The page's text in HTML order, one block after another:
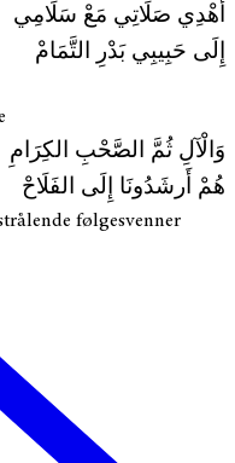
أُهْدِي صَلَاتِي مَعْ سَلَامِي
إِلَى حَبِيبِي بَدْرِ التَّمَامْ
وَالْآلِ ثُمَّ الصَّحْبِ الكِرَامِ
هُمْ أَرشَدُونَا إِلَى الفَلَاحْ
følgesvenner